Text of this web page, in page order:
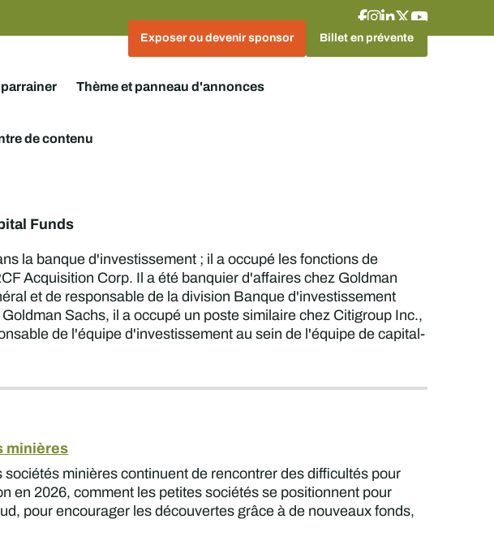
Exposer ou devenir sponsor Billet en prévente
Thème et panneau d'annonces
de contenu
Funds
la banque d'investissement ; il a occupé les fonctions de
Acquisition Corp. Il a été banquier d'affaires chez Goldman
et de responsable de la division Banque d'investissement
Sachs, il a occupé un poste similaire chez Citigroup Inc.,
de l'équipe d'investissement au sein de l'équipe de capital-
minières
minières continuent de rencontrer des difficultés pour
en 2026, comment les petites sociétés se positionnent pour
pour encourager les découvertes grâce à de nouveaux fonds,